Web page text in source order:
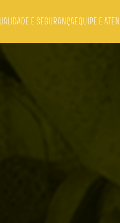
E SEGURANÇAEQUIPE E